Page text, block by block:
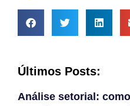
Últimos Posts:
Análise setorial: